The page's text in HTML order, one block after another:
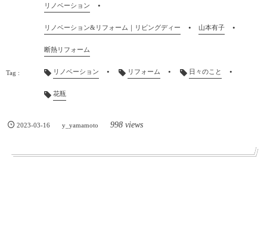
リノベーション
リノベーション&リフォーム｜リビングディー 山本有子
断熱リフォーム
リノベーション リフォーム 日々のこと
花瓶
2023-03-16 y_yamamoto 998 views